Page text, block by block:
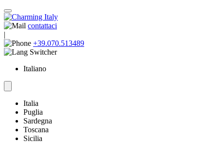
contattaci
|
+39.070.513489
Italiano
Italia
Puglia
Sardegna
Toscana
Sicilia